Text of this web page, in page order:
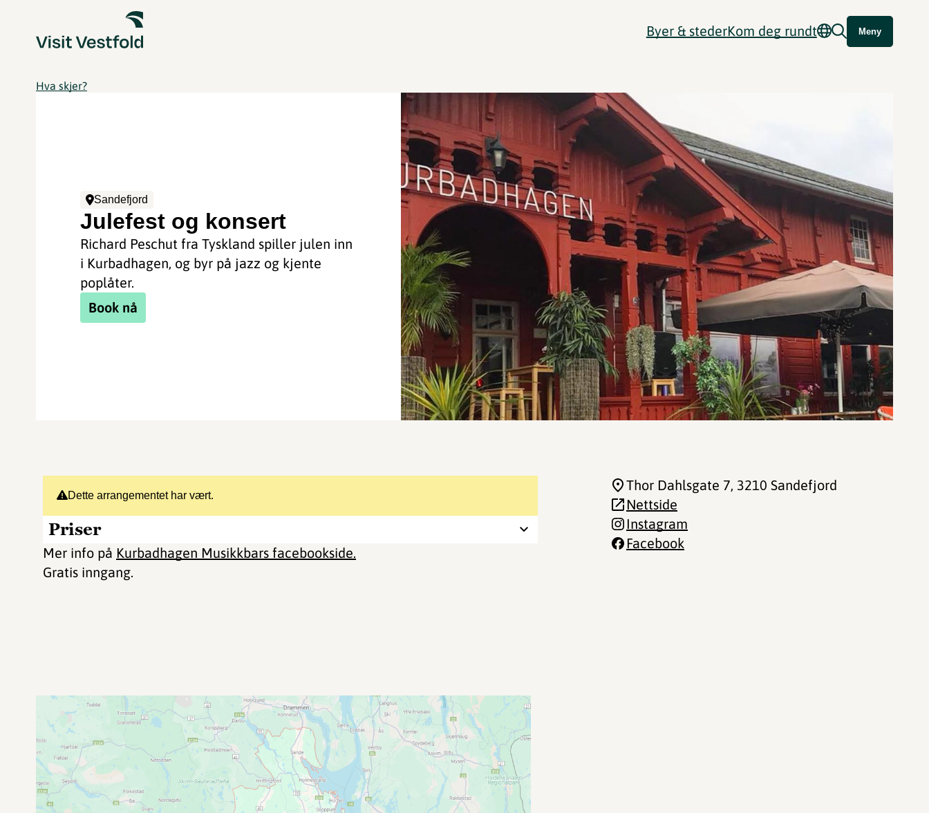
Byer & stederKom deg rundt Meny
Hva skjer?
Sandefjord
Julefest og konsert
Richard Peschut fra Tyskland spiller julen inn
i Kurbadhagen, og byr på jazz og kjente
poplåter.
Book nå
Dette arrangementet har vært.
Priser
Mer info på Kurbadhagen Musikkbars facebookside.
Gratis inngang.
Thor Dahlsgate 7, 3210 Sandefjord
Nettside
Instagram
Facebook